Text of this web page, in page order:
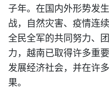
子年。在国内外形势发
战，自然灾害、疫情连
全民全军的共同努力、
力，越南已取得许多重
发展经济社会，并在许
果。